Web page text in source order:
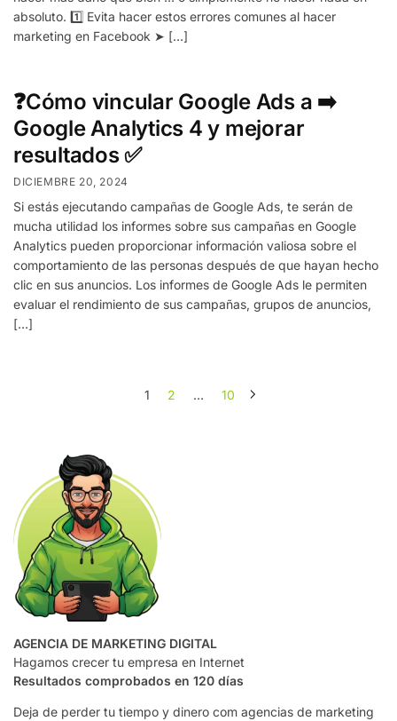
absoluto. 1️⃣ Evita hacer estos errores comunes al hacer
marketing en Facebook ➤ […]
❓Cómo vincular Google Ads a ➡️
Google Analytics 4 y mejorar
resultados ✅
DICIEMBRE 20, 2024
Si estás ejecutando campañas de Google Ads, te serán de
mucha utilidad los informes sobre sus campañas en Google
Analytics pueden proporcionar información valiosa sobre el
comportamiento de las personas después de que hayan hecho
clic en sus anuncios. Los informes de Google Ads le permiten
evaluar el rendimiento de sus campañas, grupos de anuncios,
[…]
1 2 … 10
AGENCIA DE MARKETING DIGITAL
Hagamos crecer tu empresa en Internet
Resultados comprobados en 120 días
Deja de perder tu tiempo y dinero com agencias de marketing